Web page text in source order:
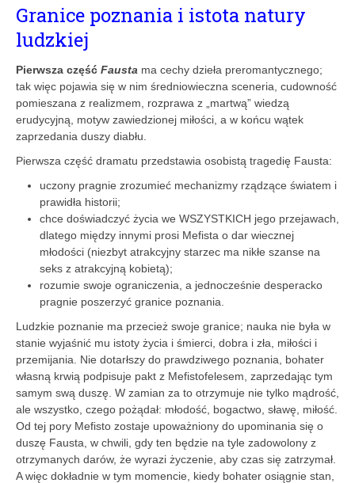
Granice poznania i istota natury
ludzkiej
Pierwsza część Fausta ma cechy dzieła preromantycznego;
tak więc pojawia się w nim średniowieczna sceneria, cudowność
pomieszana z realizmem, rozprawa z „martwą” wiedzą
erudycyjną, motyw zawiedzionej miłości, a w końcu wątek
zaprzedania duszy diabłu.
Pierwsza część dramatu przedstawia osobistą tragedię Fausta:
uczony pragnie zrozumieć mechanizmy rządzące światem i
prawidła historii;
chce doświadczyć życia we WSZYSTKICH jego przejawach,
dlatego między innymi prosi Mefista o dar wiecznej
młodości (niezbyt atrakcyjny starzec ma nikłe szanse na
seks z atrakcyjną kobietą);
rozumie swoje ograniczenia, a jednocześnie desperacko
pragnie poszerzyć granice poznania.
Ludzkie poznanie ma przecież swoje granice; nauka nie była w
stanie wyjaśnić mu istoty życia i śmierci, dobra i zła, miłości i
przemijania. Nie dotarłszy do prawdziwego poznania, bohater
własną krwią podpisuje pakt z Mefistofelesem, zaprzedając tym
samym swą duszę. W zamian za to otrzymuje nie tylko mądrość,
ale wszystko, czego pożądał: młodość, bogactwo, sławę, miłość.
Od tej pory Mefisto zostaje upoważniony do upominania się o
duszę Fausta, w chwili, gdy ten będzie na tyle zadowolony z
otrzymanych darów, że wyrazi życzenie, aby czas się zatrzymał.
A więc dokładnie w tym momencie, kiedy bohater osiągnie stan,